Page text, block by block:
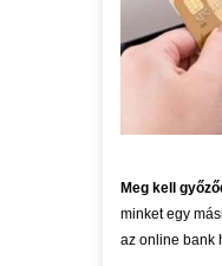
Meg kell
minket egy
az online bank